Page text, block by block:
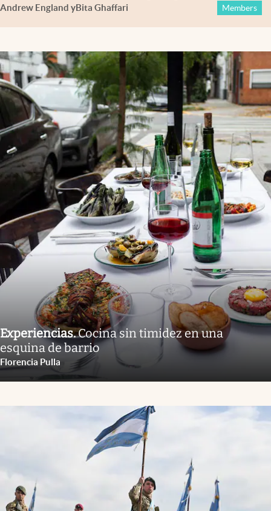
Andrew England yBita Ghaffari Members
Experiencias.Cocina sin timidez en una
esquina de barrio
Florencia Pulla